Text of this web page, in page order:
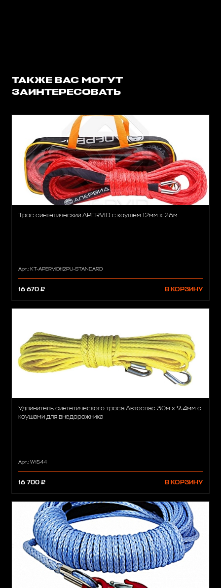
ТАКЖЕ ВАС МОГУТ
ЗАИНТЕРЕСОВАТЬ
Трос синтетический APERVID с коушем 12мм х 26м
Арт.: KT-APERVID112PU-STANDARD
16 670 ₽ В КОРЗИНУ
Удлинитель синтетического троса Автоспас 30м х 9.4мм с
коушами для внедорожника
Арт.: W1544
16 700 ₽ В КОРЗИНУ